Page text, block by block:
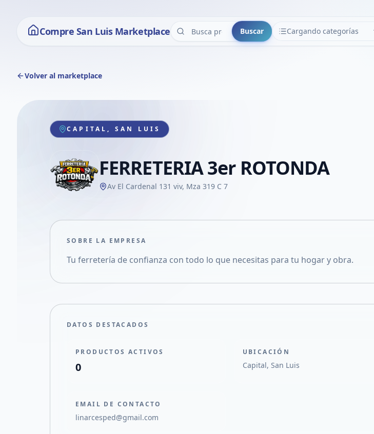
Compre San Luis Marketplace Buscar Cargando categorías
CATEGORÍAS
Volver al marketplace
CAPITAL, SAN LUIS
FERRETERIA 3er ROTONDA
Av El Cardenal 131 viv, Mza 319 C 7
SOBRE LA EMPRESA
Tu ferretería de confianza con todo lo que necesitas para tu hogar y obra.
DATOS DESTACADOS
PRODUCTOS ACTIVOS
0
UBICACIÓN
Capital, San Luis
EMAIL DE CONTACTO
linarcesped@gmail.com